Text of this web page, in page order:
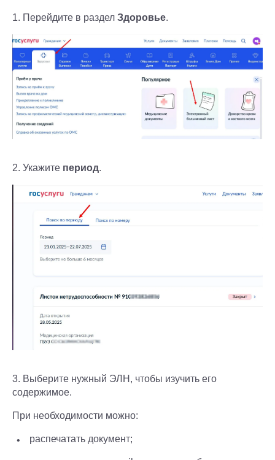
1. Перейдите в раздел Здоровье.
2. Укажите период.
3. Выберите нужный ЭЛН, чтобы изучить его
содержимое.
При необходимости можно:
распечатать документ;